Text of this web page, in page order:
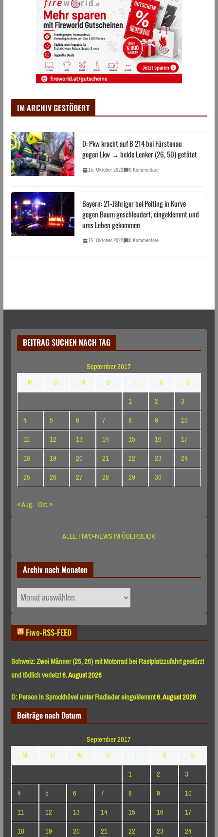
IM ARCHIV GESTÖBERT
D: Pkw kracht auf B 214 bei Fürstenau
gegen Lkw → beide Lenker (26, 50) getötet
15. Oktober 2022 0 Kommentare
Bayern: 21-Jähriger bei Peiting in Kurve
gegen Baum geschleudert, eingeklemmt und
ums Leben gekommen
15. Oktober 2022 0 Kommentare
BEITRAG SUCHEN NACH TAG
September 2017
M
D M D F S
S
1
2
3
4
5 6 7 8 9
10
11
12 13 14 15 16
17
18
19 20 21 22 23
24
25
26 27 28 29
30
« Aug. Okt. »
ALLE FIWO-NEWS IM ÜBERBLICK
Archiv nach Monaten
Archiv
nach
Fiwo-RSS-FEED
Schweiz: Zwei Männer (25, 26) mit Motorrad bei Rastplatzzufahrt gestürzt
und tödlich verletzt6. August 2026
D: Person in Sprockhövel unter Radlader eingeklemmt6. August 2026
Beiträge nach Datum
September 2017
M
D M D F S
S
1
2
3
4
5 6 7 8 9
10
11
12 13 14 15 16
17
18
19 20 21 22 23 24